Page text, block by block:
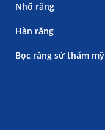
Nhổ răng
Hàn răng
Bọc răng sứ thẩm mỹ